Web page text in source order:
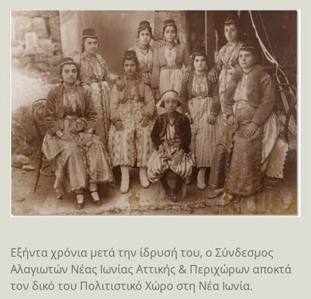
Εξήντα χρόνια μετά την ίδρυσή του, ο Σύνδεσμος
Αλαγιωτών Νέας Ιωνίας Αττικής & Περιχώρων αποκτά
τον δικό του Πολιτιστικό Χώρο στη Νέα Ιωνία.